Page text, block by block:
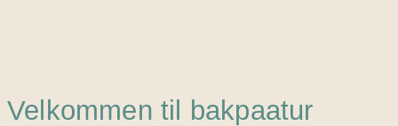
Velkommen til bakpaatur